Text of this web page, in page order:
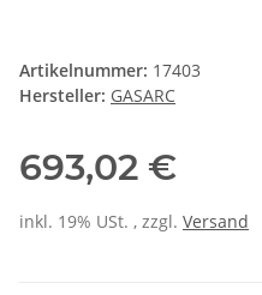
Artikelnummer: 17403
Hersteller: GASARC
693,02 €
inkl. 19% USt. , zzgl. Versand